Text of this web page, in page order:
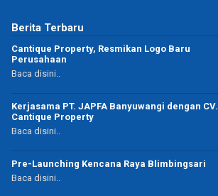
Berita Terbaru
Cantique Property, Resmikan Logo Baru
Perusahaan
Baca disini..
Kerjasama PT. JAPFA Banyuwangi dengan CV.
Cantique Property
Baca disini..
Pre-Launching Kencana Raya Blimbingsari
Baca disini..